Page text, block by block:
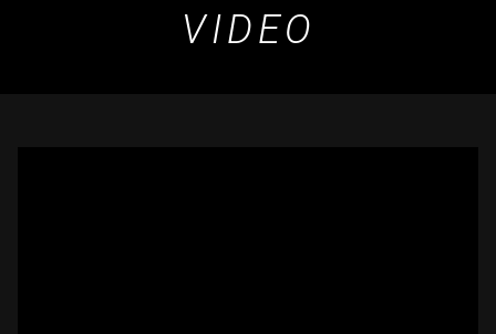
VIDEO